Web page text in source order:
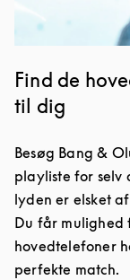
Find de
til dig
Besøg Bang &
playliste for selv
lyden er elsket
Du får mulighed
hovedtelefoner
perfekte match.